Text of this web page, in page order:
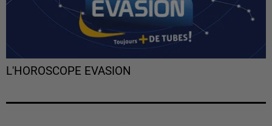
L'HOROSCOPE EVASION